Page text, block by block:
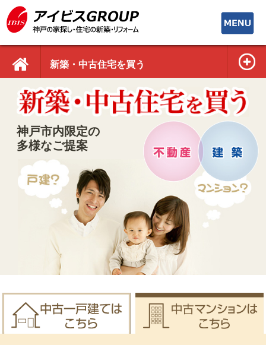
toggle
新築・中古住宅を買う
神戸市内限定の
多様なご提案